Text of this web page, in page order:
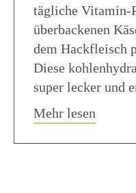
tägliche Vitamin-
überbackenen
dem Hackfleisch
Diese
super lecker und
Mehr lesen